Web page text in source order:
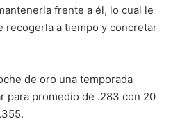
frente a él, lo cual le
recogerla a tiempo y concretar
de oro una temporada
para promedio de .283 con 20